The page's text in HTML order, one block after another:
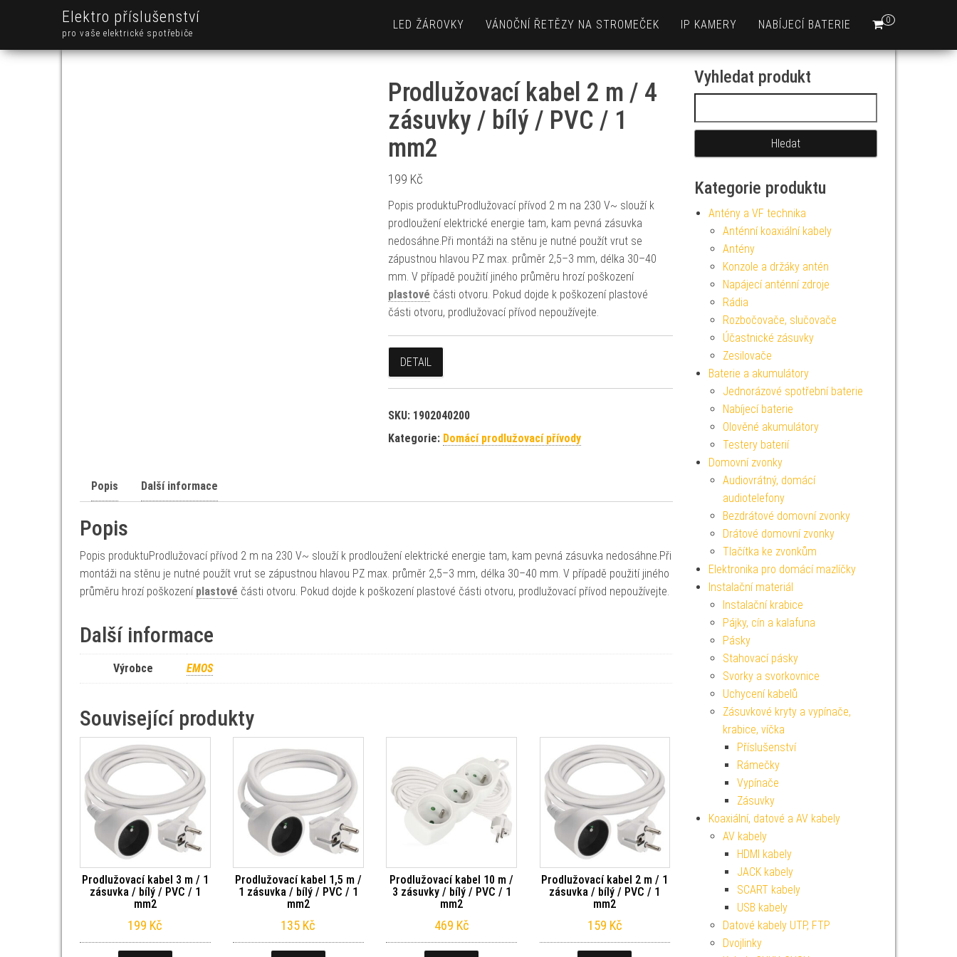
Elektro příslušenství
pro vaše elektrické spotřebiče
0
LED ŽÁROVKY VÁNOČNÍ ŘETĚZY NA STROMEČEK IP KAMERY NABÍJECÍ BATERIE
Prodlužovací kabel 2 m / 4
zásuvky / bílý / PVC / 1
mm2
199 Kč
Popis produktuProdlužovací přívod 2 m na 230 V~ slouží k
prodloužení elektrické energie tam, kam pevná zásuvka
nedosáhne.Při montáži na stěnu je nutné použít vrut se
zápustnou hlavou PZ max. průměr 2,5–3 mm, délka 30–40
mm. V případě použití jiného průměru hrozí poškození
plastové části otvoru. Pokud dojde k poškození plastové
části otvoru, prodlužovací přívod nepoužívejte.
DETAIL
SKU: 1902040200
Kategorie: Domácí prodlužovací přívody
Popis Další informace
Popis
Popis produktuProdlužovací přívod 2 m na 230 V~ slouží k prodloužení elektrické energie tam, kam pevná zásuvka nedosáhne.Při
montáži na stěnu je nutné použít vrut se zápustnou hlavou PZ max. průměr 2,5–3 mm, délka 30–40 mm. V případě použití jiného
průměru hrozí poškození plastové části otvoru. Pokud dojde k poškození plastové části otvoru, prodlužovací přívod nepoužívejte.
Další informace
Výrobce EMOS
Související produkty
Prodlužovací kabel 3 m / 1
zásuvka / bílý / PVC / 1
mm2
199 Kč
Prodlužovací kabel 1,5 m /
1 zásuvka / bílý / PVC / 1
mm2
135 Kč
Prodlužovací kabel 10 m /
3 zásuvky / bílý / PVC / 1
mm2
469 Kč
Prodlužovací kabel 2 m / 1
zásuvka / bílý / PVC / 1
mm2
159 Kč
Vyhledat produkt
Kategorie produktu
Antény a VF technika
Anténní koaxiální kabely
Antény
Konzole a držáky antén
Napájecí anténní zdroje
Rádia
Rozbočovače, slučovače
Účastnické zásuvky
Zesilovače
Baterie a akumulátory
Jednorázové spotřební baterie
Nabíjecí baterie
Olověné akumulátory
Testery baterií
Domovní zvonky
Audiovrátný, domácí
audiotelefony
Bezdrátové domovní zvonky
Drátové domovní zvonky
Tlačítka ke zvonkům
Elektronika pro domácí mazlíčky
Instalační materiál
Instalační krabice
Pájky, cín a kalafuna
Pásky
Stahovací pásky
Svorky a svorkovnice
Uchycení kabelů
Zásuvkové kryty a vypínače,
krabice, víčka
Příslušenství
Rámečky
Vypínače
Zásuvky
Koaxiální, datové a AV kabely
AV kabely
HDMI kabely
JACK kabely
SCART kabely
USB kabely
Datové kabely UTP, FTP
Dvojlinky